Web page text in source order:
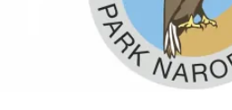
Obecne wyzwania
Plany na przyszłość